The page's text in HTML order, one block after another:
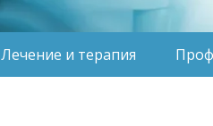
Лечение и терапия